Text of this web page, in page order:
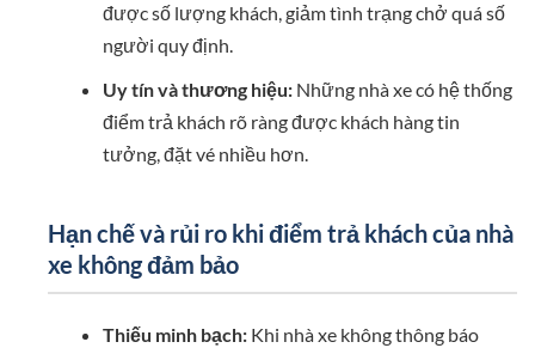
được số lượng khách, giảm tình trạng chở quá số
người quy định.
Uy tín và thương hiệu:Những nhà xe có hệ thống
điểm trả khách rõ ràng được khách hàng tin
tưởng, đặt vé nhiều hơn.
Hạn chế và rủi ro khi điểm trả khách của nhà
xe không đảm bảo
Thiếu minh bạch:Khi nhà xe không thông báo